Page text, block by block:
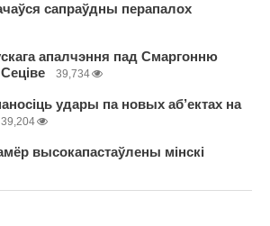
сапраўдны перапалох
апалчэння пад Смаргонню
39,734
удары па новых аб’ектах на
39,204
высокапастаўлены мінскі